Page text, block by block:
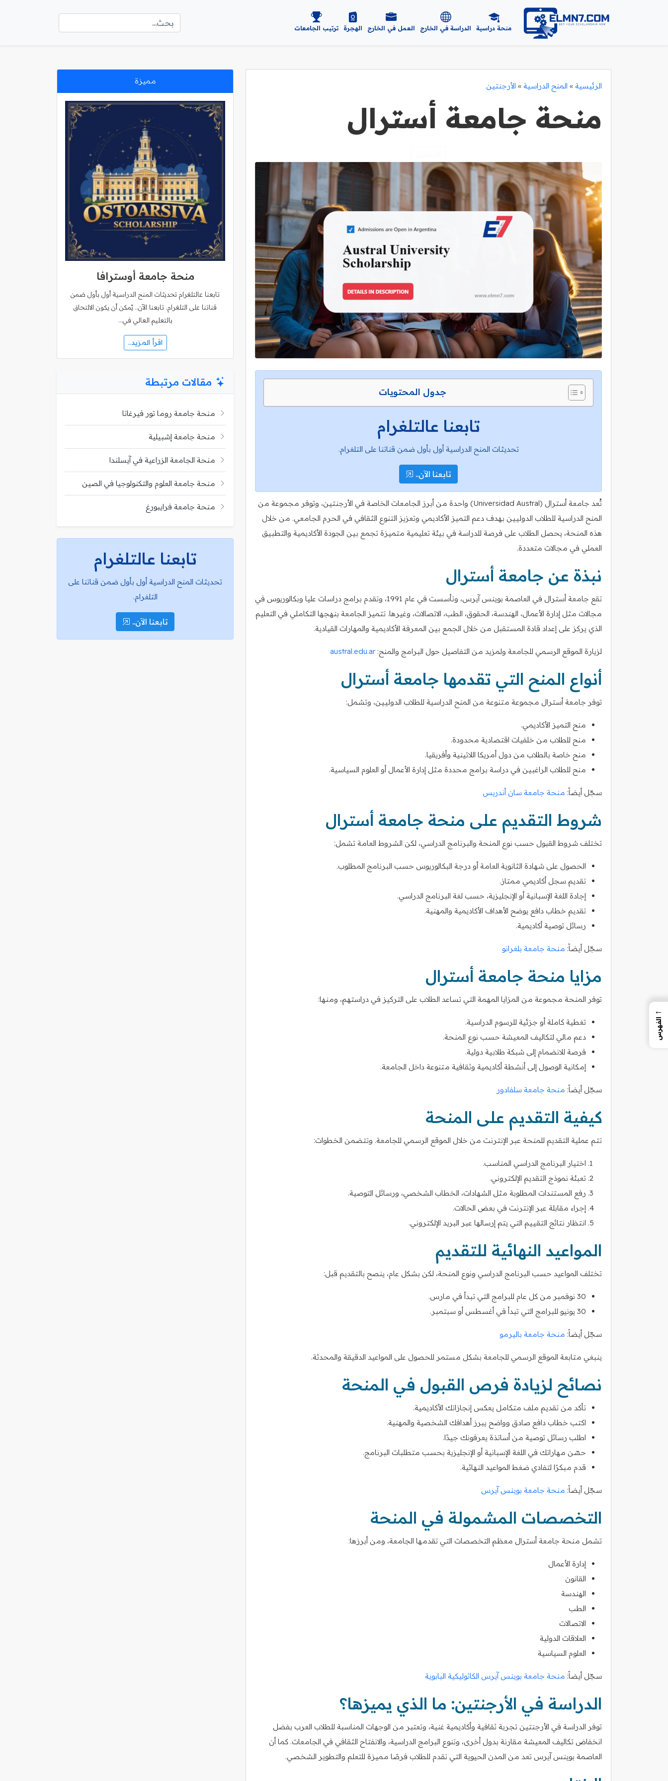
منحة دراسية الدراسة في الخارج العمل في الخارج الهجرة ترتيب الجامعات
الرئيسية » المنح الدراسية » الأرجنتين
منحة جامعة أسترال
جدول المحتويات
تابعنا عالتلغرام
تحديثات المنح الدراسية أول بأول ضمن قناتنا على التلغرام.
تابعنا الآن..
تُعد جامعة أسترال (Universidad Austral) واحدة من أبرز الجامعات الخاصة في الأرجنتين، وتوفر مجموعة من
المنح الدراسية للطلاب الدوليين بهدف دعم التميز الأكاديمي وتعزيز التنوع الثقافي في الحرم الجامعي. من خلال
هذه المنحة، يحصل الطلاب على فرصة للدراسة في بيئة تعليمية متميزة تجمع بين الجودة الأكاديمية والتطبيق
العملي في مجالات متعددة.
نبذة عن جامعة أسترال
تقع جامعة أسترال في العاصمة بوينس آيرس، وتأسست في عام 1991، وتقدم برامج دراسات عليا وبكالوريوس في
مجالات مثل إدارة الأعمال، الهندسة، الحقوق، الطب، الاتصالات، وغيرها. تتميز الجامعة بنهجها التكاملي في التعليم
الذي يركز على إعداد قادة المستقبل من خلال الجمع بين المعرفة الأكاديمية والمهارات القيادية.
لزيارة الموقع الرسمي للجامعة ولمزيد من التفاصيل حول البرامج والمنح:austral.edu.ar
أنواع المنح التي تقدمها جامعة أسترال
توفر جامعة أسترال مجموعة متنوعة من المنح الدراسية للطلاب الدوليين، وتشمل:
منح التميز الأكاديمي.
منح للطلاب من خلفيات اقتصادية محدودة.
منح خاصة بالطلاب من دول أمريكا اللاتينية وأفريقيا.
منح للطلاب الراغبين في دراسة برامج محددة مثل إدارة الأعمال أو العلوم السياسية.
سجّل أيضاً: منحة جامعة سان أندريس
شروط التقديم على منحة جامعة أسترال
تختلف شروط القبول حسب نوع المنحة والبرنامج الدراسي، لكن الشروط العامة تشمل:
الحصول على شهادة الثانوية العامة أو درجة البكالوريوس حسب البرنامج المطلوب.
تقديم سجل أكاديمي ممتاز.
إجادة اللغة الإسبانية أو الإنجليزية، حسب لغة البرنامج الدراسي.
تقديم خطاب دافع يوضح الأهداف الأكاديمية والمهنية.
رسائل توصية أكاديمية.
سجّل أيضاً: منحة جامعة بلغرانو
مزايا منحة جامعة أسترال
توفر المنحة مجموعة من المزايا المهمة التي تساعد الطلاب على التركيز في دراستهم، ومنها:
تغطية كاملة أو جزئية للرسوم الدراسية.
دعم مالي لتكاليف المعيشة حسب نوع المنحة.
فرصة للانضمام إلى شبكة طلابية دولية.
إمكانية الوصول إلى أنشطة أكاديمية وثقافية متنوعة داخل الجامعة.
سجّل أيضاً: منحة جامعة سلفادور
كيفية التقديم على المنحة
تتم عملية التقديم للمنحة عبر الإنترنت من خلال الموقع الرسمي للجامعة. وتتضمن الخطوات:
اختيار البرنامج الدراسي المناسب.
تعبئة نموذج التقديم الإلكتروني.
رفع المستندات المطلوبة مثل الشهادات، الخطاب الشخصي، ورسائل التوصية.
إجراء مقابلة عبر الإنترنت في بعض الحالات.
انتظار نتائج التقييم التي يتم إرسالها عبر البريد الإلكتروني.
المواعيد النهائية للتقديم
تختلف المواعيد حسب البرنامج الدراسي ونوع المنحة، لكن بشكل عام، ينصح بالتقديم قبل:
30 نوفمبر من كل عام للبرامج التي تبدأ في مارس.
30 يونيو للبرامج التي تبدأ في أغسطس أو سبتمبر.
سجّل أيضاً: منحة جامعة باليرمو
ينبغي متابعة الموقع الرسمي للجامعة بشكل مستمر للحصول على المواعيد الدقيقة والمحدثة.
نصائح لزيادة فرص القبول في المنحة
تأكد من تقديم ملف متكامل يعكس إنجازاتك الأكاديمية.
اكتب خطاب دافع صادق وواضح يبرز أهدافك الشخصية والمهنية.
اطلب رسائل توصية من أساتذة يعرفونك جيدًا.
حسّن مهاراتك في اللغة الإسبانية أو الإنجليزية بحسب متطلبات البرنامج.
قدم مبكرًا لتفادي ضغط المواعيد النهائية.
سجّل أيضاً: منحة جامعة بوينس آيرس
التخصصات المشمولة في المنحة
تشمل منحة جامعة أسترال معظم التخصصات التي تقدمها الجامعة، ومن أبرزها:
إدارة الأعمال
القانون
الهندسة
الطب
الاتصالات
العلاقات الدولية
العلوم السياسية
سجّل أيضاً: منحة جامعة بوينس آيرس الكاثوليكية البابوية
الدراسة في الأرجنتين: ما الذي يميزها؟
توفر الدراسة في الأرجنتين تجربة ثقافية وأكاديمية غنية، وتعتبر من الوجهات المناسبة للطلاب العرب بفضل
انخفاض تكاليف المعيشة مقارنة بدول أخرى، وتنوع البرامج الدراسية، والانفتاح الثقافي في الجامعات. كما أن
العاصمة بوينس آيرس تعد من المدن الحيوية التي تقدم للطلاب فرصًا مميزة للتعلم والتطوير الشخصي.
مميزة
منحة جامعة أوسترافا
تابعنا عالتلغرام تحديثات المنح الدراسية أول بأول ضمن
قناتنا على التلغرام. تابعنا الآن.. يُمكن أن يكون الالتحاق
بالتعليم العالي في…
اقرأ المزيد..
مقالات مرتبطة
منحة جامعة روما تور فيرغاتا
منحة جامعة إشبيلية
منحة الجامعة الزراعية في آيسلندا
منحة جامعة العلوم والتكنولوجيا في الصين
منحة جامعة فرايبورغ
تابعنا عالتلغرام
تحديثات المنح الدراسية أول بأول ضمن قناتنا على
التلغرام.
تابعنا الآن..
←
الفهرس